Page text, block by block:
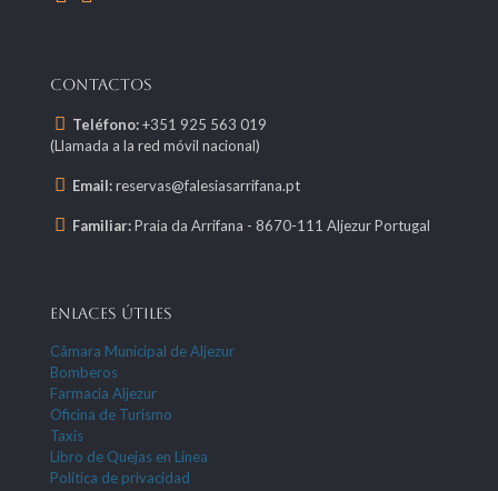
CONTACTOS
Teléfono:+351 925 563 019
(Llamada a la red móvil nacional)
Email:reservas@falesiasarrifana.pt
Familiar:Praia da Arrifana - 8670-111 Aljezur Portugal
ENLACES ÚTILES
Câmara Municipal de Aljezur
Bomberos
Farmacia Aljezur
Oficina de Turismo
Taxis
Libro de Quejas en Línea
Política de privacidad